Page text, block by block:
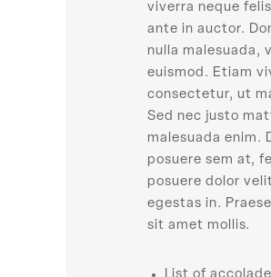
viverra neque
ante in auctor.
nulla malesuada,
euismod. Etiam
consectetur, ut
Sed nec justo
malesuada enim.
posuere sem at,
posuere dolor
egestas in.
sit amet mollis.